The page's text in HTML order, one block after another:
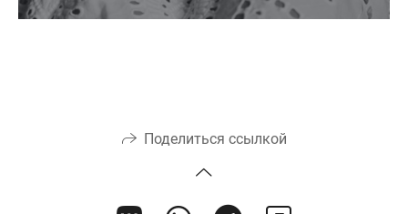
Поделиться ссылкой